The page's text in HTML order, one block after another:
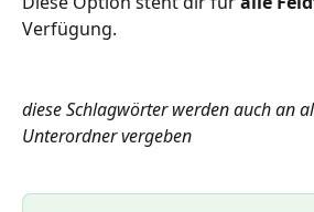
Verfügung.
diese Schlagwörter werden auch an
Unterordner vergeben